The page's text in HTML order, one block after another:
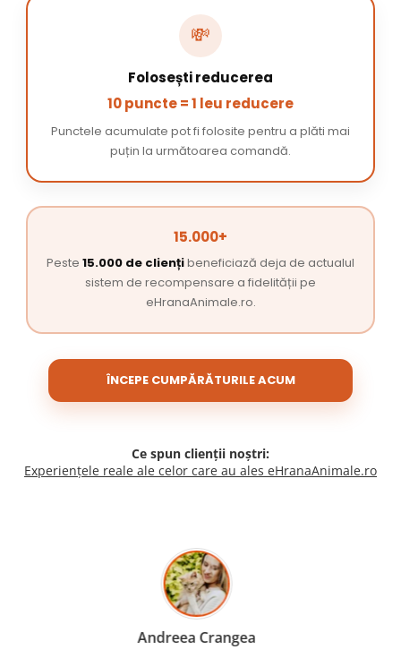
💸
Folosești reducerea
10 puncte = 1 leu reducere
Punctele acumulate pot fi folosite pentru a plăti mai
puțin la următoarea comandă.
15.000+
Peste 15.000 de cliențibeneficiază deja de actualul
sistem de recompensare a fidelității pe
eHranaAnimale.ro.
ÎNCEPE CUMPĂRĂTURILE ACUM
Ce spun clienții noștri:
Experiențele reale ale celor care au ales eHranaAnimale.ro
Madalina Stancea